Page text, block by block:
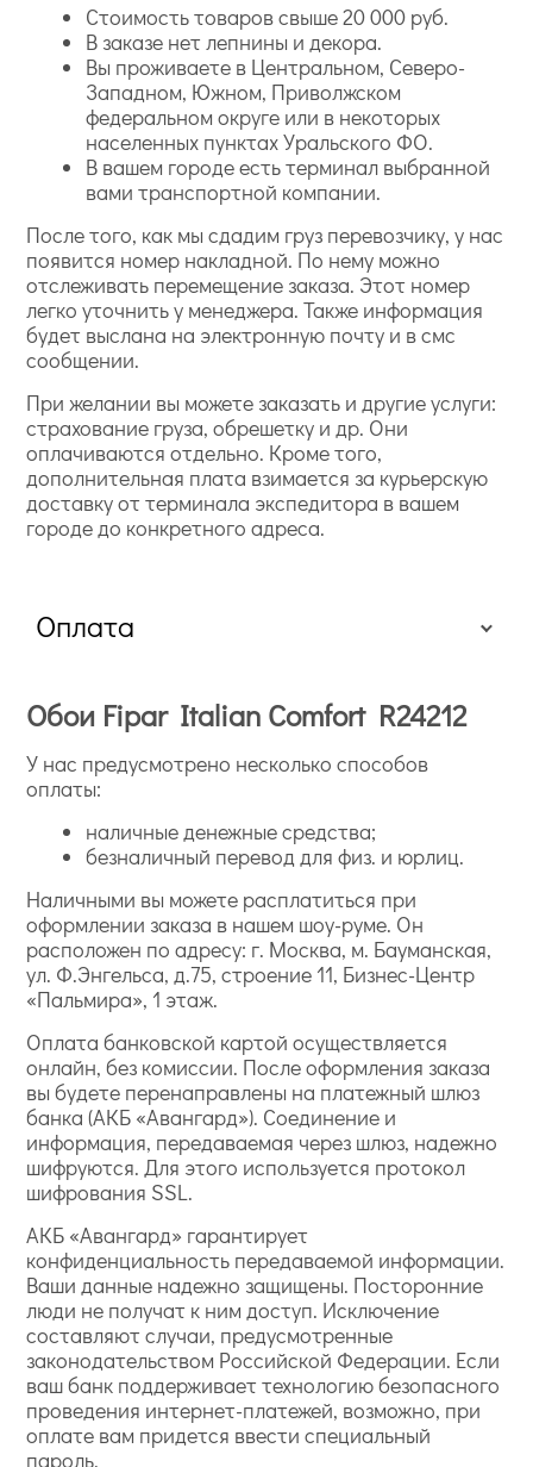
Стоимость товаров свыше 20 000 руб.
В заказе нет лепнины и декора.
Вы проживаете в Центральном, Северо-
Западном, Южном, Приволжском
федеральном округе или в некоторых
населенных пунктах Уральского ФО.
В вашем городе есть терминал выбранной
вами транспортной компании.
После того, как мы сдадим груз перевозчику, у нас
появится номер накладной. По нему можно
отслеживать перемещение заказа. Этот номер
легко уточнить у менеджера. Также информация
будет выслана на электронную почту и в смс
сообщении.
При желании вы можете заказать и другие услуги:
страхование груза, обрешетку и др. Они
оплачиваются отдельно. Кроме того,
дополнительная плата взимается за курьерскую
доставку от терминала экспедитора в вашем
городе до конкретного адреса.
Оплата
Обои Fipar Italian Comfort R24212
У нас предусмотрено несколько способов
оплаты:
наличные денежные средства;
безналичный перевод для физ. и юрлиц.
Наличными вы можете расплатиться при
оформлении заказа в нашем шоу-руме. Он
расположен по адресу: г. Москва, м. Бауманская,
ул. Ф.Энгельса, д.75, строение 11, Бизнес-Центр
«Пальмира», 1 этаж.
Оплата банковской картой осуществляется
онлайн, без комиссии. После оформления заказа
вы будете перенаправлены на платежный шлюз
банка (АКБ «Авангард»). Соединение и
информация, передаваемая через шлюз, надежно
шифруются. Для этого используется протокол
шифрования SSL.
АКБ «Авангард» гарантирует
конфиденциальность передаваемой информации.
Ваши данные надежно защищены. Посторонние
люди не получат к ним доступ. Исключение
составляют случаи, предусмотренные
законодательством Российской Федерации. Если
ваш банк поддерживает технологию безопасного
проведения интернет-платежей, возможно, при
оплате вам придется ввести специальный
пароль.